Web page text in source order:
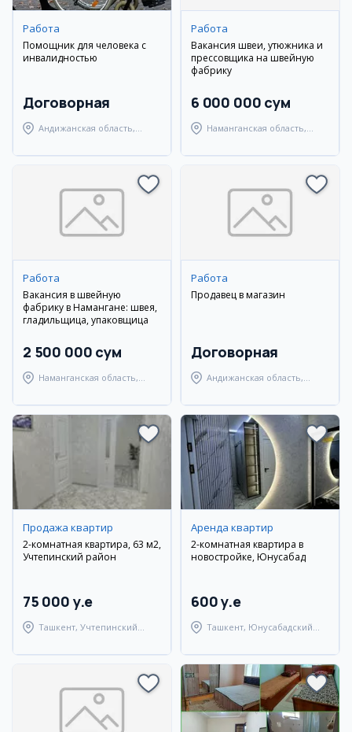
Работа
Помощник для человека с
инвалидностью
Договорная
Андижанская область,
Работа
Вакансия швеи, утюжника и
прессовщика на швейную
фабрику
6 000 000 сум
Наманганская область,
Работа
Вакансия в швейную
фабрику в Намангане: швея,
гладильщица, упаковщица
2 500 000 сум
Наманганская область,
Работа
Продавец в магазин
Договорная
Андижанская область,
Продажа квартир
2-комнатная квартира, 63 м2,
Учтепинский район
75 000 y.e
Ташкент, Учтепинский
Аренда квартир
2-комнатная квартира в
новостройке, Юнусабад
600 y.e
Ташкент, Юнусабадский